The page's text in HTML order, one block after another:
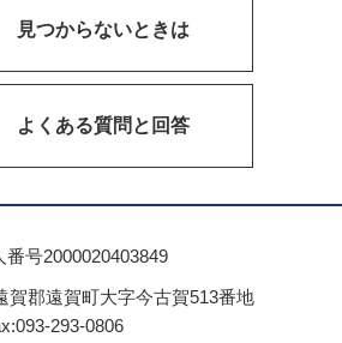
見つからないときは
よくある質問と回答
番号2000020403849
郡遠賀町大字今古賀513番地
293-0806